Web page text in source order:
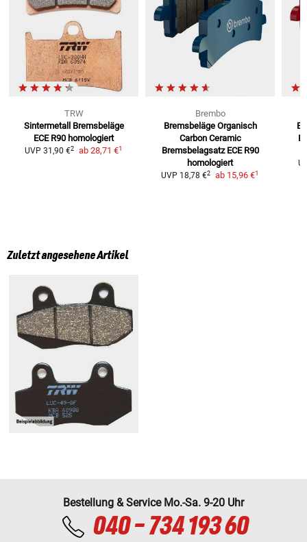
TRW
Sintermetall Bremsbeläge
ECE R90 homologiert
UVP 31,90 €2 ab 28,71 €1
Brembo
Bremsbeläge Organisch
Carbon Ceramic
Bremsbelagsatz ECE R90
homologiert
UVP 18,78 €2 ab 15,96 €1
Zuletzt angesehene Artikel
Bestellung & Service Mo.-Sa. 9-20 Uhr
040 - 734 193 60